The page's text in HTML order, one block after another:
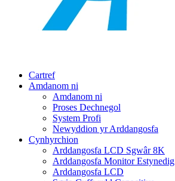
Cartref
Amdanom ni
Amdanom ni
Proses Dechnegol
System Profi
Newyddion yr Arddangosfa
Cynhyrchion
Arddangosfa LCD Sgwâr 8K
Arddangosfa Monitor Estynedig
Arddangosfa LCD